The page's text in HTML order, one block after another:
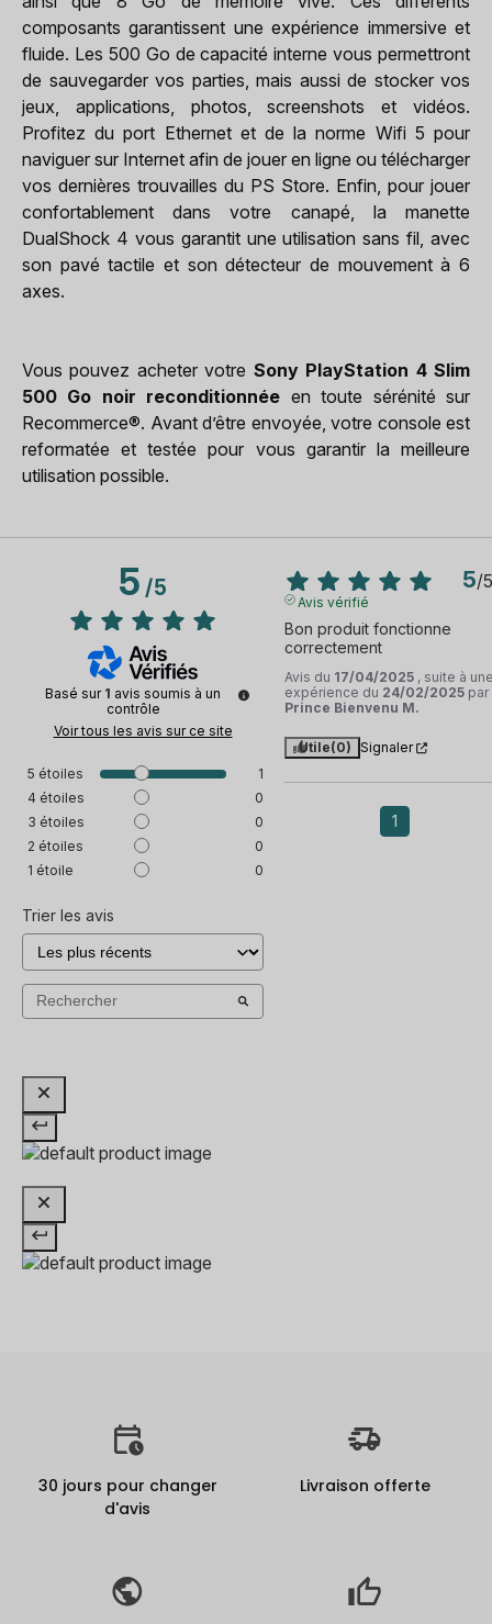
composants garantissent une expérience immersive et
fluide. Les 500 Go de capacité interne vous permettront
de sauvegarder vos parties, mais aussi de stocker vos
jeux, applications, photos, screenshots et vidéos.
Profitez du port Ethernet et de la norme Wifi 5 pour
naviguer sur Internet afin de jouer en ligne ou télécharger
vos dernières trouvailles du PS Store. Enfin, pour jouer
confortablement dans votre canapé, la manette
DualShock 4 vous garantit une utilisation sans fil, avec
son pavé tactile et son détecteur de mouvement à 6
axes.
Vous pouvez acheter votre Sony PlayStation 4 Slim
500 Go noir reconditionnée en toute sérénité sur
Recommerce®. Avant d’être envoyée, votre console est
reformatée et testée pour vous garantir la meilleure
utilisation possible.
5/5
Basé sur 1 avis soumis à un
contrôle
Voir tous les avis sur ce site
5 étoiles
1
4 étoiles
0
3 étoiles
0
2 étoiles
0
1 étoile 0
Trier les avis
5/5
Avis vérifié
Bon produit fonctionne
correctement
Avis du 17/04/2025 , suite à
expérience du 24/02/2025 par
Prince Bienvenu M.
Utile(0) Signaler
1
30 jours pour changer
d'avis
Livraison offerte